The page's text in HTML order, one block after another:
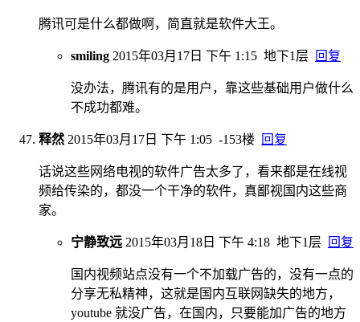
腾讯可是什么都做啊，简直就是软件大王。
smiling 2015年03月17日 下午 1:15 地下1层 回复
没办法，腾讯有的是用户，靠这些基础用户做什么
不成功都难。
释然 2015年03月17日 下午 1:05 -153楼 回复
话说这些网络电视的软件广告太多了，看来都是在线视
频给传染的，都没一个干净的软件，真鄙视国内这些商
家。
宁静致远 2015年03月18日 下午 4:18 地下1层 回复
国内视频站点没有一个不加载广告的，没有一点的
分享无私精神，这就是国内互联网缺失的地方，
youtube 就没广告，在国内，只要能加广告的地方